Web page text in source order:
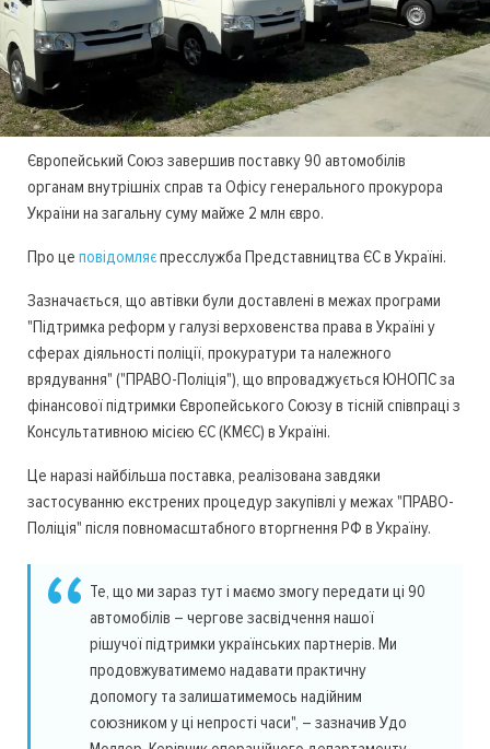
Європейський Союз завершив поставку 90 автомобілів
органам внутрішніх справ та Офісу генерального прокурора
України на загальну суму майже 2 млн євро.
Про це повідомляєпресслужба Представництва ЄС в Україні.
Зазначається, що автівки були доставлені в межах програми
"Підтримка реформ у галузі верховенства права в Україні у
сферах діяльності поліції, прокуратури та належного
врядування" ("ПРАВО-Поліція"), що впроваджується ЮНОПС за
фінансової підтримки Європейського Союзу в тісній співпраці з
Консультативною місією ЄС (КМЄС) в Україні.
Це наразі найбільша поставка, реалізована завдяки
застосуванню екстрених процедур закупівлі у межах "ПРАВО-
Поліція" після повномасштабного вторгнення РФ в Україну.
Те, що ми зараз тут і маємо змогу передати ці 90
автомобілів – чергове засвідчення нашої
рішучої підтримки українських партнерів. Ми
продовжуватимемо надавати практичну
допомогу та залишатимемось надійним
союзником у ці непрості часи", – зазначив Удо